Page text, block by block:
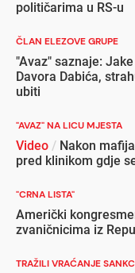
političarima u RS-u
ČLAN ELEZOVE GRUPE
"Avaz" saznaje:
Davora Dabića,
ubiti
"AVAZ" NA LICU MJESTA
Video / Nakon
pred klinikom gdje
"CRNA LISTA"
Američki
zvaničnicima iz
TRAŽILI VRAĆANJE